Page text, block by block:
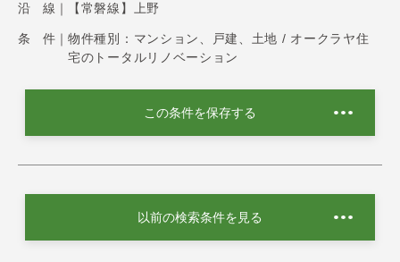
沿 線｜ 【常磐線】上野
条 件｜ 物件種別：マンション、戸建、土地 / オークラヤ住
宅のトータルリノベーション
この条件を保存する
以前の検索条件を見る